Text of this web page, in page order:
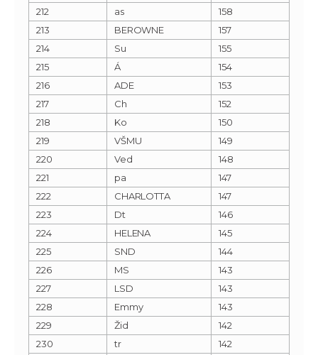
212 as
158
213
BEROWNE
157
214
Su
155
215
Á
154
216
ADE
153
217
Ch
152
218
Ko
150
219
VŠMU
149
220
Ved
148
221
pa
147
222
CHARLOTTA
147
223
Dt
146
224
HELENA
145
225
SND
144
226
MS
143
227
LSD
143
228
Emmy
143
229
Žid
142
230
tr
142